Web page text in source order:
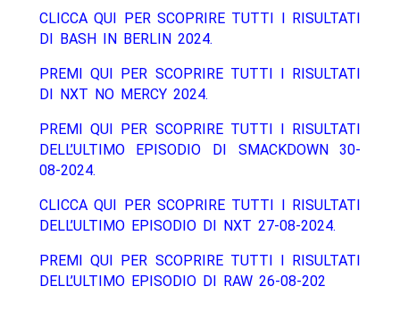
CLICCA QUI PER SCOPRIRE TUTTI I RISULTATI
DI BASH IN BERLIN 2024.
PREMI QUI PER SCOPRIRE TUTTI I RISULTATI
DI NXT NO MERCY 2024.
PREMI QUI PER SCOPRIRE TUTTI I RISULTATI
DELL’ULTIMO EPISODIO DI SMACKDOWN 30-
08-2024.
CLICCA QUI PER SCOPRIRE TUTTI I RISULTATI
DELL’ULTIMO EPISODIO DI NXT 27-08-2024.
PREMI QUI PER SCOPRIRE TUTTI I RISULTATI
DELL’ULTIMO EPISODIO DI RAW 26-08-202